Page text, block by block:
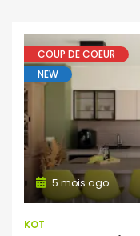
COUP DE COEUR
NEW
5 mois ago
KOT